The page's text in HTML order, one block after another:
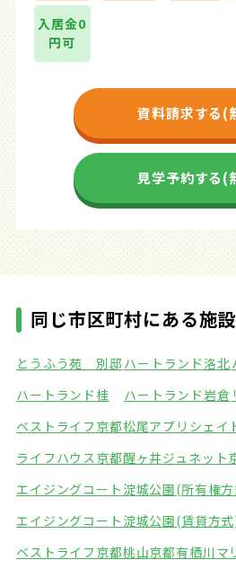
入居金0
円可
資料請求する(
見学予約する(
同じ市区町村にある施設
とうふう苑 別邸 ハートランド洛北
ハートランド桂
ハートランド岩倉
ベストライフ京都松尾アプリシェイ
ライフハウス京都醒ヶ井ジュネット
エイジングコート淀城公園(所有権
エイジングコート淀城公園(賃貸方
ベストライフ京都桃山京都有栖川マ